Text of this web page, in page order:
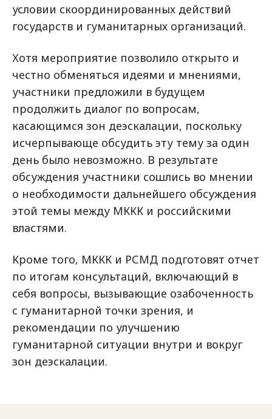
условии скоординированных действий
государств и гуманитарных организаций.
Хотя мероприятие позволило открыто и
честно обменяться идеями и мнениями,
участники предложили в будущем
продолжить диалог по вопросам,
касающимся зон деэскалации, поскольку
исчерпывающе обсудить эту тему за один
день было невозможно. В результате
обсуждения участники сошлись во мнении
о необходимости дальнейшего обсуждения
этой темы между МККК и российскими
властями.
Кроме того, МККК и РСМД подготовят отчет
по итогам консультаций, включающий в
себя вопросы, вызывающие озабоченность
с гуманитарной точки зрения, и
рекомендации по улучшению
гуманитарной ситуации внутри и вокруг
зон деэскалации.